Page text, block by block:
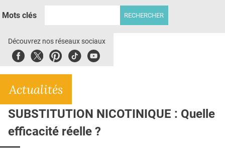
DOSSIERS
E-REVUE SAD
L'APP
QUI SOMMES-NOUS ?
PUBLICITÉ
CONDITIONS GÉNÉRALES
Mots clés
Découvrez nos réseaux sociaux
FacebookTwitterPinterest
TiktokYoubute
Actualités
SUBSTITUTION NICOTINIQUE : Quelle
efficacité réelle ?